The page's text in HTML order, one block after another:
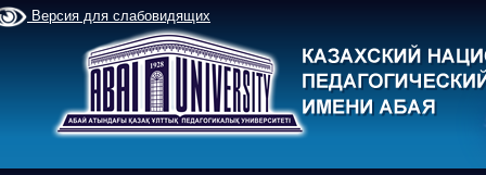
Версия для слабовидящих